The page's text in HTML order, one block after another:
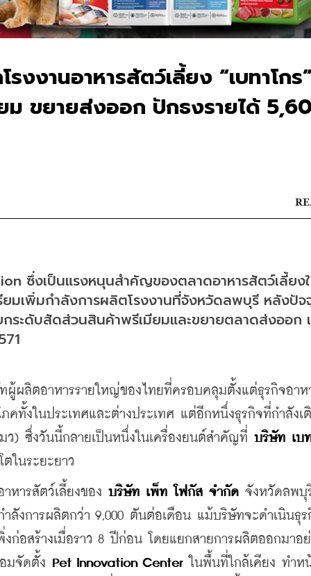
งานอาหารสัตว์เลี้ยง “เบทาโกร
ขยายส่งออก ปักธงรายได้
ซึ่งเป็นแรงหนุนสำคัญของตลาดอาหารสัตว์เลี้ยง
มเพิ่มกำลังการผลิตโรงงานที่จังหวัดลพบุรี หลังปั
ะดับสัดส่วนสินค้าพรีเมียมและขยายตลาดส่งออก
ผู้ผลิตอาหารรายใหญ่ของไทยที่ครอบคลุมตั้งแต่ธุรกิจอาห
งในประเทศและต่างประเทศ แต่อีกหนึ่งธุรกิจที่กำลังเ
ว) ซึ่งวันนี้กลายเป็นหนึ่งในเครื่องยนต์สำคัญที่ บริษัท เบ
ในระยะยาว
หารสัตว์เลี้ยงของ บริษัท เพ็ท โฟกัส จำกัด จังหวัดลพบุ
งการผลิตกว่า 9,000 ตันต่อเดือน แม้บริษัทจะดำเนินธุร
ก่อสร้างเมื่อราว 8 ปีก่อน โดยแยกสายการผลิตออกมาอย่
มจัดตั้ง Pet Innovation Center
ในพื้นที่ใกล้เคียง ทำห